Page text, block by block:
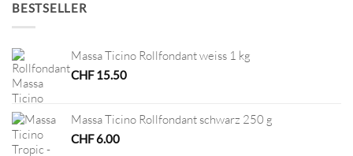
BESTSELLER
Massa Ticino Rollfondant weiss 1 kg
CHF15.50
Massa Ticino Rollfondant schwarz 250 g
CHF6.00